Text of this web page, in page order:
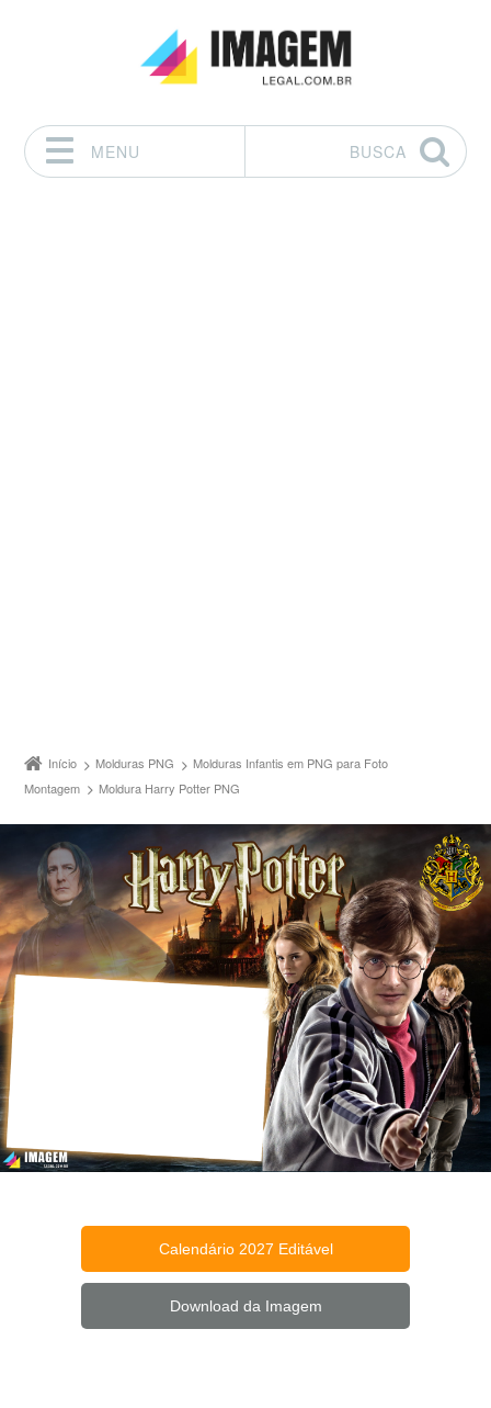
MENU
BUSCA
Início Molduras PNG
Molduras Infantis em PNG para Foto
Montagem
Moldura Harry Potter PNG
Calendário 2027 Editável
Download da Imagem